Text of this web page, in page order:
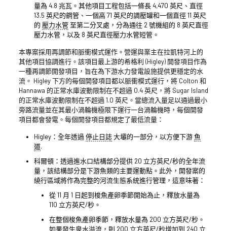
量為 4.8 兆瓦。其他項目工程包括一條長 4,470 英尺、直徑
13.5 英尺的鋼管、一個高 71 英尺的調壓罐和一個直徑 11 英尺
的 壓力水管至第二分叉處，分為通往 2 號機組的 8 英尺直徑
壓力水管，以及 8 英尺直徑壓力水管短管。
本專案採用再調節和脈衝模式運作。營運與業主在拉凱特河上的
其他項目協調進行。該項目最上游的希格利 (Higley) 開發項目作為
一種再調節開發項目，旨在為下游水力發電設施提供更穩定的水
流。 Higley 下方的每個開發項目都以脈衝模式運行，將 Colton 和
Hannawa 的正常水庫波動限制在不超過 0.4 英尺，將 Sugar Island
的正常水庫波動限制在不超過 1.0 英尺。當總流入量足以通過最小
旁路流量並在其最小渦輪機極限下運行一台渦輪機時，每個開發
項目都會發電。每個開發項目都規定了最低流量：
Higley：全年透過 停止日誌大壩的一部分，以方便下游魚
道.
科爾頓：透過進水口結構部分提供 20 立方英尺/秒的全年流
量，該結構部分是下游魚類的主要運動點。此外，開發案的
繞行區域將作為完整的河流生態系統進行管理，這意味著：
從 11 月 1 日起到梭魚產卵季節開始為止，釋放水量為
110 立方英尺/秒。
在整個梭魚產卵季節，釋放水量為 200 立方英尺/秒。
如果發生泉水溢流，則 200 立方英尺/秒增加到 240 立